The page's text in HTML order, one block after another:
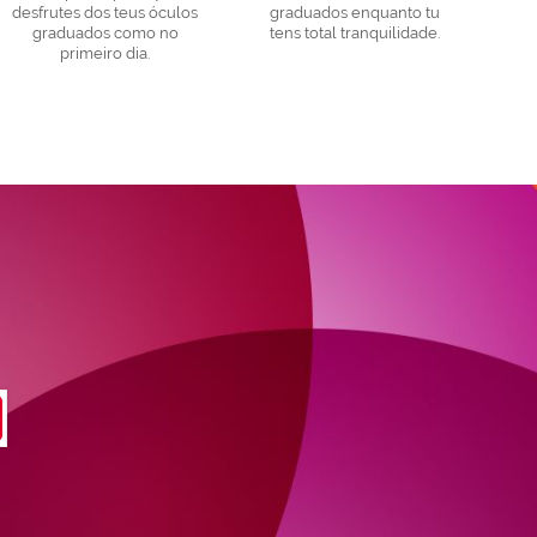
desfrutes dos teus óculos
graduados como no
primeiro dia.
graduados enquanto tu
tens total tranquilidade.